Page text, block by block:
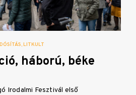
LITKULT
háború, béke
Irodalmi Fesztivál első